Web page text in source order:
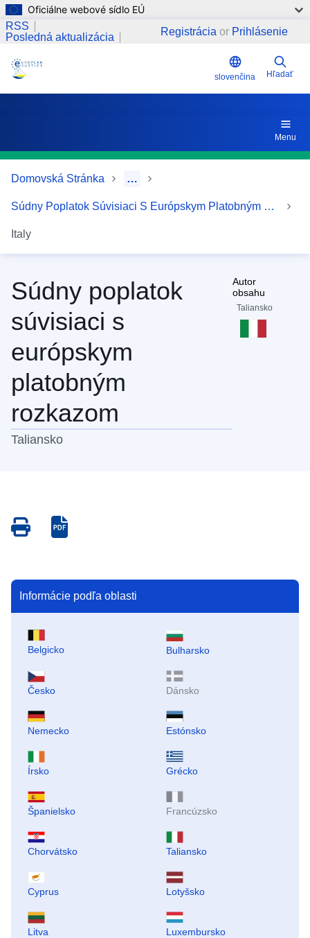
Skočiť na hlavný obsah
Oficiálne webové sídlo EÚ
RSS
Posledná aktualizácia
Registrácia or Prihlásenie
slovenčina Hľadať
Menu
Domovská Stránka …
Súdny Poplatok Súvisiaci S Európskym Platobným Rozkazom
Italy
Súdny poplatok
súvisiaci s
európskym
platobným
rozkazom
Taliansko
Autor
obsahu
Taliansko
Save
as
Save
as
Čo mám urobiť po zaplatení?
Informácie podľa oblasti
Belgicko Bulharsko
Česko Dánsko
Nemecko Estónsko
Írsko Grécko
Španielsko Francúzsko
Chorvátsko Taliansko
Cyprus Lotyšsko
Litva Luxembursko